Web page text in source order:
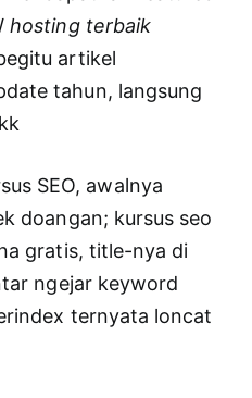
hosting terbaik
artikel
tahun, langsung
SEO, awalnya
doangan; kursus seo
gratis, title-nya di
ngejar keyword
ternyata loncat